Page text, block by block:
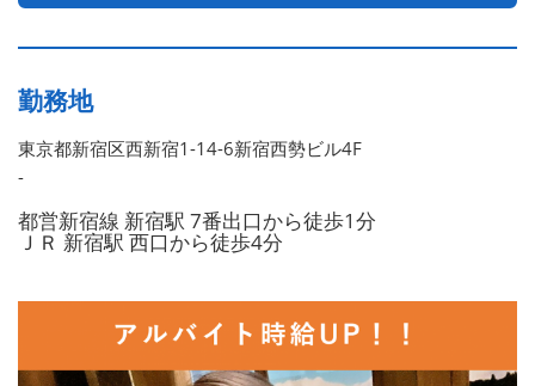
勤務地
東京都新宿区西新宿1-14-6新宿西勢ビル4F
-
都営新宿線 新宿駅 7番出口から徒歩1分
ＪＲ 新宿駅 西口から徒歩4分